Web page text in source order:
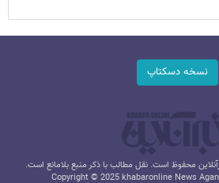
نسخه دسکتاپ
محفوظ است. نقل مطالب با ذکر منبع بلامانع است.
Copyright © 2025 khabaronline News